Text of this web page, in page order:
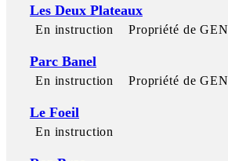
Les Deux Plateaux
En instruction Propriété de GEN
Parc Banel
En instruction Propriété de GEN
Le Foeil
En instruction